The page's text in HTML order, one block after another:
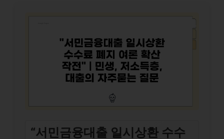
“서민금융대출 일시상환 수수